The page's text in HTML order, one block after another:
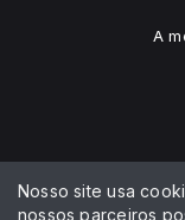
A
Nosso site usa
nossos parceiros